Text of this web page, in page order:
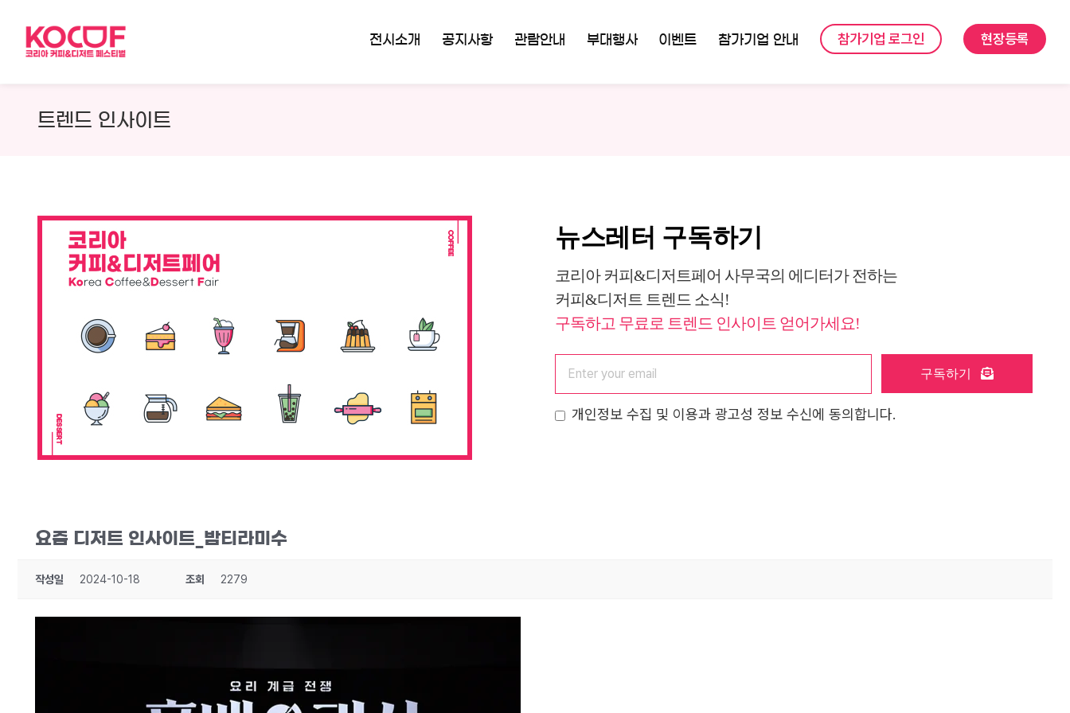
content
전시소개 공지사항 관람안내 부대행사 이벤트 참가기업 안내 참가기업 로그인 현장등록
트렌드 인사이트
뉴스레터 구독하기
코리아 커피&디저트페어 사무국의 에디터가 전하는
커피&디저트 트렌드 소식!
구독하고 무료로 트렌드 인사이트 얻어가세요!
구독하기
개인정보 수집 및 이용과 광고성 정보 수신에 동의합니다.
요즘 디저트 인사이트_밤티라미수
작성일 2024-10-18 조회 2279